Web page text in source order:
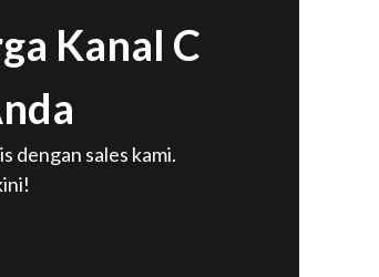
Kanal C
dengan sales kami.